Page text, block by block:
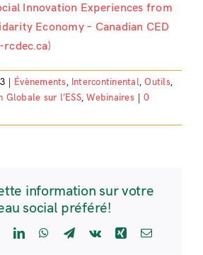
Innovation Experiences from
Economy – Canadian CED
Évènements, Intercontinental,Outils,
Globale sur l’ESS,Webinaires
0
information sur votre
social préféré!
LinkedInWhatsApp
Telegram
Vk Xing Email